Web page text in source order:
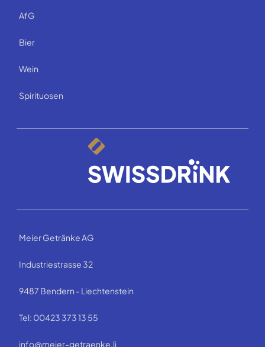
AfG
Bier
Wein
Spirituosen
Meier Getränke AG
Industriestrasse 32
9487 Bendern - Liechtenstein
Tel: 00423 373 13 55
info@meier-getraenke.li